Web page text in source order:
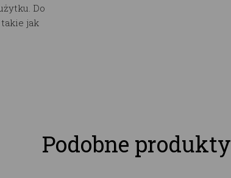
Do
jak
Podobne produkty